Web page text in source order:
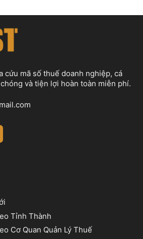
cứu mã số thuế doanh nghiệp, cá
và tiện lợi hoàn toàn miễn phí.
Tỉnh Thành
Cơ Quan Quản Lý Thuế